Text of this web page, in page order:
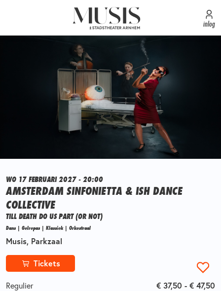
inlog
WO 17 FEBRUARI 2027 - 20:00
AMSTERDAM SINFONIETTA & ISH DANCE
COLLECTIVE
TILL DEATH DO US PART (OR NOT)
Dans | Gelrepas | Klassiek | Orkestraal
Musis, Parkzaal
Tickets
Regulier € 37,50 - € 47,50